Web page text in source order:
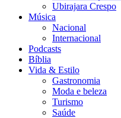
Ubirajara Crespo
Música
Nacional
Internacional
Podcasts
Bíblia
Vida & Estilo
Gastronomia
Moda e beleza
Turismo
Saúde